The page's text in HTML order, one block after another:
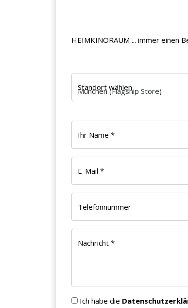
HEIMKINORAUM ... immer einen
Standort wählen
Ihr Name *
E-Mail *
Telefonnummer
Nachricht *
Ich habe die